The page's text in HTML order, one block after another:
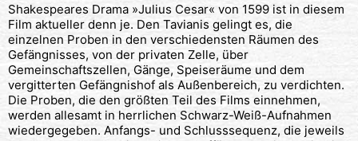
Shakespeares Drama »Julius Cesar« von 1599 ist in diesem
Film aktueller denn je. Den Tavianis gelingt es, die
einzelnen Proben in den verschiedensten Räumen des
Gefängnisses, von der privaten Zelle, über
Gemeinschaftszellen, Gänge, Speiseräume und dem
vergitterten Gefängnishof als Außenbereich, zu verdichten.
Die Proben, die den größten Teil des Films einnehmen,
werden allesamt in herrlichen Schwarz-Weiß-Aufnahmen
wiedergegeben. Anfangs- und Schlusssequenz, die jeweils